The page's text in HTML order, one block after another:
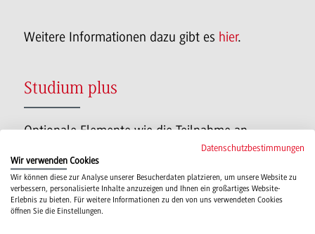
Weitere Informationen dazu gibt es hier.
Studium plus
Optionale Elemente wie die Teilnahme an
Wettbewerben, Erwerb von Zertifikaten wie
„Basiszertifikat Projektmanagement“ der
Gesellschaft für Projektmanagement (GPM) oder
DGQ-Qualitätsbeauftragter/Interner Auditor
Datenschutzbestimmungen
Wir verwenden Cookies
Wir können diese zur Analyse unserer Besucherdaten platzieren, um unsere Website zu
verbessern, personalisierte Inhalte anzuzeigen und Ihnen ein großartiges Website-
Erlebnis zu bieten. Für weitere Informationen zu den von uns verwendeten Cookies
öffnen Sie die Einstellungen.